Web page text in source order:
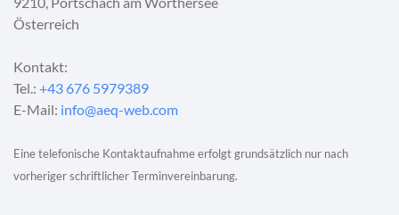
Österreich
Kontakt:
Tel.: +43 676 5979389
E-Mail: info@aeq-web.com
Eine telefonische Kontaktaufnahme erfolgt grundsätzlich nur nach
vorheriger schriftlicher Terminvereinbarung.